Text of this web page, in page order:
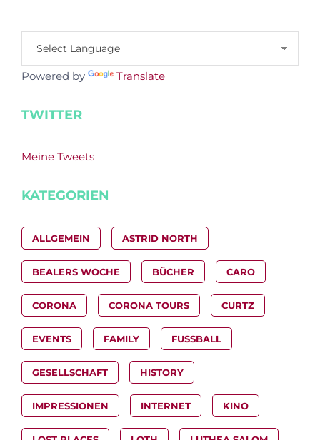
Powered by Translate
TWITTER
Meine Tweets
KATEGORIEN
ALLGEMEIN ASTRID NORTH
BEALERS WOCHE BÜCHER CARO
CORONA CORONA TOURS CURTZ
EVENTS FAMILY FUSSBALL
GESELLSCHAFT HISTORY
IMPRESSIONEN INTERNET KINO